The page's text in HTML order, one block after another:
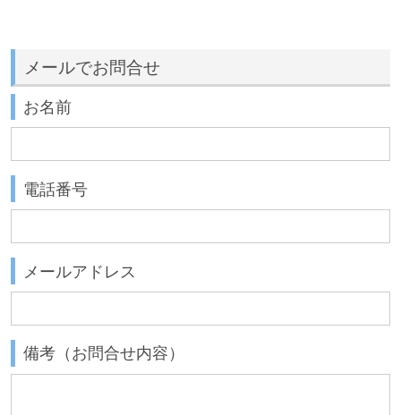
メールでお問合せ
お名前
電話番号
メールアドレス
備考（お問合せ内容）